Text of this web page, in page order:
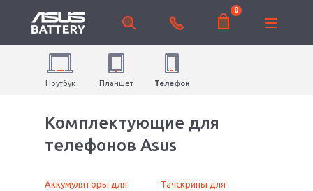
0
Ноутбук Планшет Телефон
Комплектующие для
телефонов Asus
Аккумуляторы для
Тачскрины для